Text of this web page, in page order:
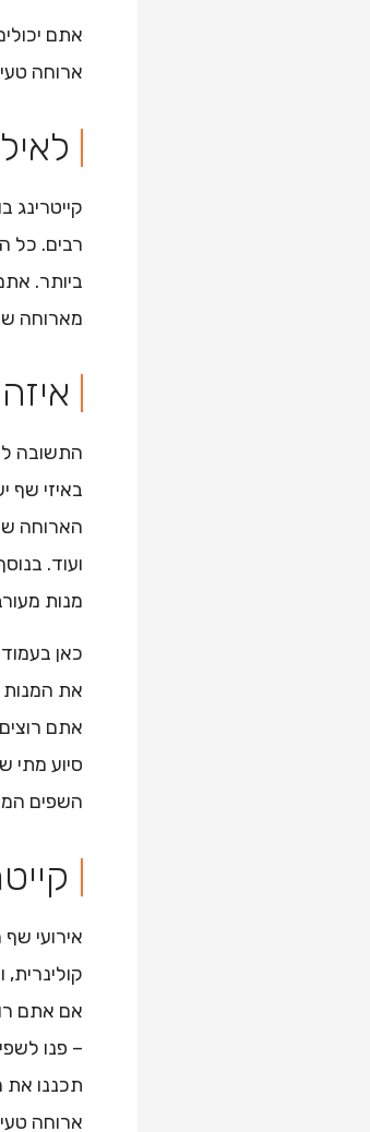
אתם
ארוחה
קייטרינג
רבים. כל
ביותר.
מארוחה
התשובה
באיזי שף
הארוחה
ועוד.
מנות
כאן
את
אתם
סיוע מתי
השפים
אירועי שף
אם אתם
– פנו
תכננו את
ארוחה